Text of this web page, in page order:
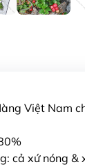
Việt Nam
cả xứ nóng &